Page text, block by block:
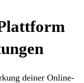
deiner Online-